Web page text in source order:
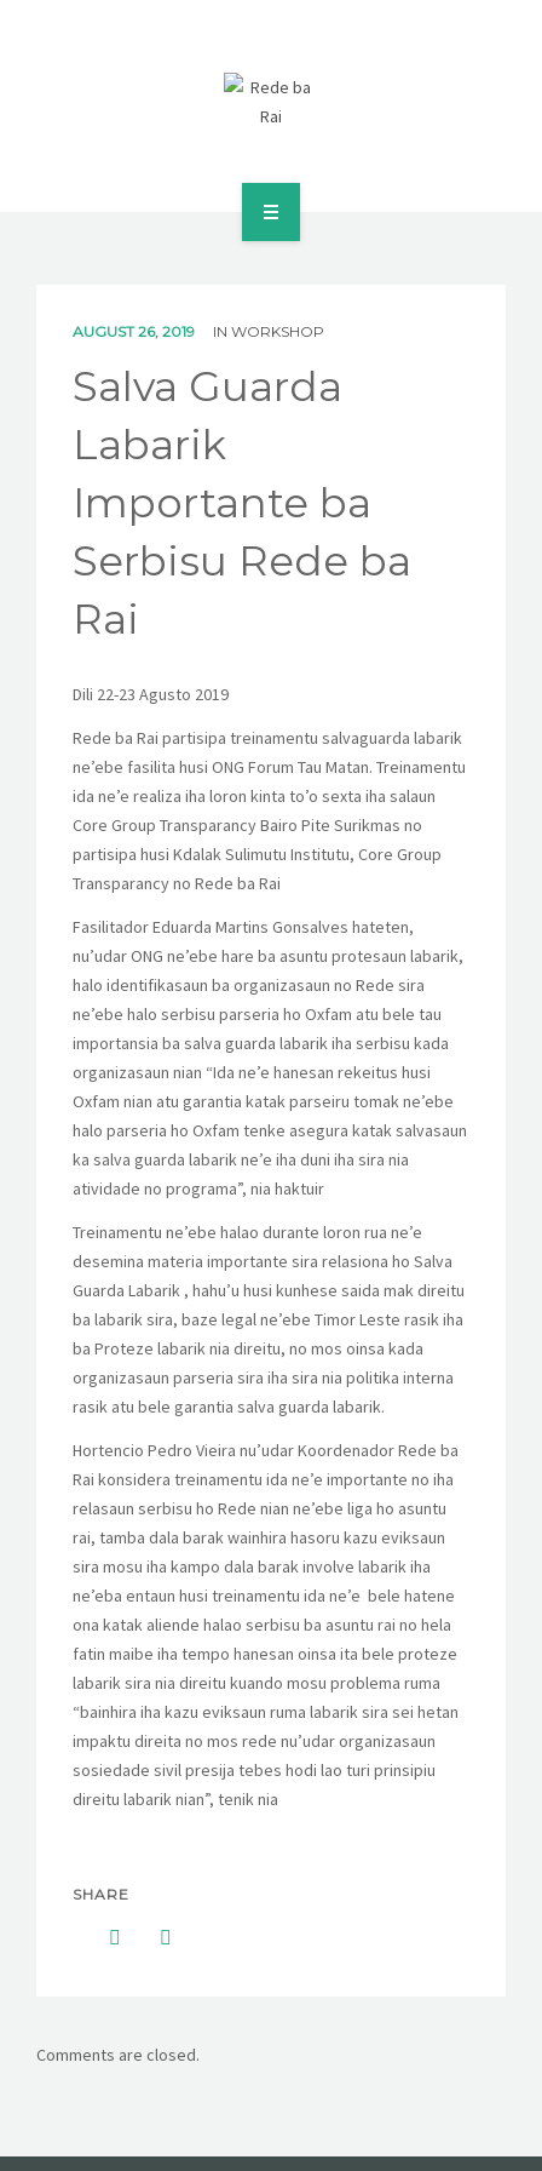
FETO SIRA NIA DIREITU BA RAI
AUGUST 26, 2019 IN WORKSHOP
Salva Guarda
Labarik
Importante ba
Serbisu Rede ba
Rai
Dili 22-23 Agusto 2019
Rede ba Rai partisipa treinamentu salvaguarda labarik
ne’ebe fasilita husi ONG Forum Tau Matan. Treinamentu
ida ne’e realiza iha loron kinta to’o sexta iha salaun
Core Group Transparancy Bairo Pite Surikmas no
partisipa husi Kdalak Sulimutu Institutu, Core Group
Transparancy no Rede ba Rai
Fasilitador Eduarda Martins Gonsalves hateten,
nu’udar ONG ne’ebe hare ba asuntu protesaun labarik,
halo identifikasaun ba organizasaun no Rede sira
ne’ebe halo serbisu parseria ho Oxfam atu bele tau
importansia ba salva guarda labarik iha serbisu kada
organizasaun nian “Ida ne’e hanesan rekeitus husi
Oxfam nian atu garantia katak parseiru tomak ne’ebe
halo parseria ho Oxfam tenke asegura katak salvasaun
ka salva guarda labarik ne’e iha duni iha sira nia
atividade no programa”, nia haktuir
Treinamentu ne’ebe halao durante loron rua ne’e
desemina materia importante sira relasiona ho Salva
Guarda Labarik , hahu’u husi kunhese saida mak direitu
ba labarik sira, baze legal ne’ebe Timor Leste rasik iha
ba Proteze labarik nia direitu, no mos oinsa kada
organizasaun parseria sira iha sira nia politika interna
rasik atu bele garantia salva guarda labarik.
Hortencio Pedro Vieira nu’udar Koordenador Rede ba
Rai konsidera treinamentu ida ne’e importante no iha
relasaun serbisu ho Rede nian ne’ebe liga ho asuntu
rai, tamba dala barak wainhira hasoru kazu eviksaun
sira mosu iha kampo dala barak involve labarik iha
ne’eba entaun husi treinamentu ida ne’e bele hatene
ona katak aliende halao serbisu ba asuntu rai no hela
fatin maibe iha tempo hanesan oinsa ita bele proteze
labarik sira nia direitu kuando mosu problema ruma
“bainhira iha kazu eviksaun ruma labarik sira sei hetan
impaktu direita no mos rede nu’udar organizasaun
sosiedade sivil presija tebes hodi lao turi prinsipiu
direitu labarik nian”, tenik nia
SHARE
Comments are closed.